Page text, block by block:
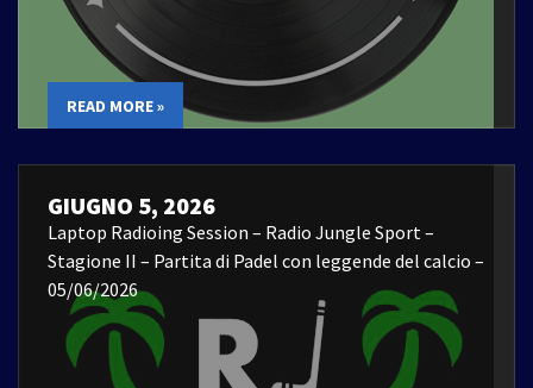
READ MORE »
GIUGNO 5, 2026
Laptop Radioing Session – Radio Jungle Sport –
Stagione II – Partita di Padel con leggende del calcio –
05/06/2026